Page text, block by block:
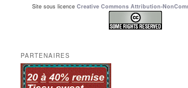
Site sous licence Creative Commons Attribution-
PARTENAIRES